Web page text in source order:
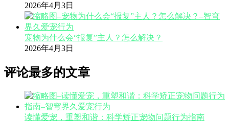
2026年4月3日
宠物为什么会“报复”主人？怎么解决？
2026年4月3日
评论最多的文章
读懂爱宠，重塑和谐：科学矫正宠物问题行为指南